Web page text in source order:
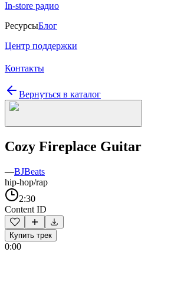
In-store радио
РесурсыБлог
Центр поддержки
Контакты
Вернуться в каталог
Cozy Fireplace Guitar
—BJBeats
hip-hop/rap
2:30
Content ID
Купить трек
0:00